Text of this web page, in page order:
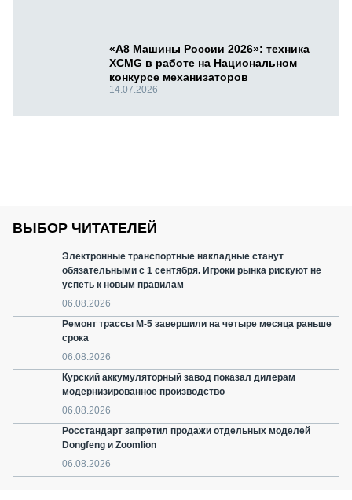
«А8 Машины России 2026»: техника
XCMG в работе на Национальном
конкурсе механизаторов
14.07.2026
ВЫБОР ЧИТАТЕЛЕЙ
Электронные транспортные накладные станут
обязательными с 1 сентября. Игроки рынка рискуют не
успеть к новым правилам
06.08.2026
Ремонт трассы М-5 завершили на четыре месяца раньше
срока
06.08.2026
Курский аккумуляторный завод показал дилерам
модернизированное производство
06.08.2026
Росстандарт запретил продажи отдельных моделей
Dongfeng и Zoomlion
06.08.2026